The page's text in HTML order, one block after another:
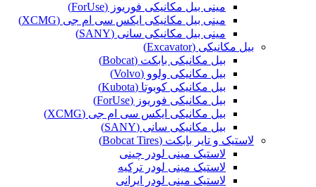
مینی بیل مکانیکی فوریوز (ForUse)
مینی بیل مکانیکی ایکس سی ام جی (XCMG)
مینی بیل مکانیکی سانی (SANY)
بیل مکانیکی (Excavator)
بیل مکانیکی بابکت (Bobcat)
بیل مکانیکی ولوو (Volvo)
بیل مکانیکی کوبوتا (Kubota)
بیل مکانیکی فوریوز (ForUse)
بیل مکانیکی ایکس سی ام جی (XCMG)
بیل مکانیکی سانی (SANY)
لاستیک و تایر بابکت (Bobcat Tires)
لاستیک مینی لودر چینی
لاستیک مینی لودر ترکیه
لاستیک مینی لودر ایرانی